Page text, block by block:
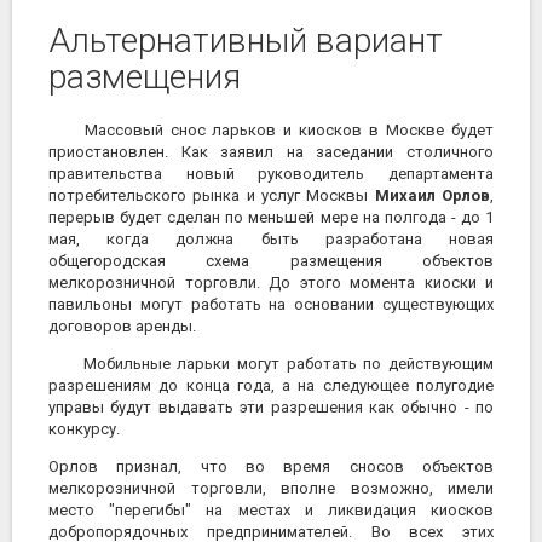
Альтернативный вариант
размещения
Массовый снос ларьков и киосков в Москве будет
приостановлен. Как заявил на заседании столичного
правительства новый руководитель департамента
потребительского рынка и услуг Москвы Михаил Орлов,
перерыв будет сделан по меньшей мере на полгода - до 1
мая, когда должна быть разработана новая
общегородская схема размещения объектов
мелкорозничной торговли. До этого момента киоски и
павильоны могут работать на основании существующих
договоров аренды.
Мобильные ларьки могут работать по действующим
разрешениям до конца года, а на следующее полугодие
управы будут выдавать эти разрешения как обычно - по
конкурсу.
Орлов признал, что во время сносов объектов
мелкорозничной торговли, вполне возможно, имели
место "перегибы" на местах и ликвидация киосков
добропорядочных предпринимателей. Во всех этих